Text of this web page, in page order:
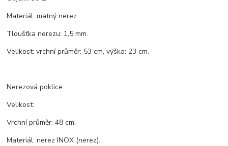
Materiál: matný nerez.
Tloušťka nerezu: 1,5 mm.
Velikost: vrchní průměr: 53 cm, výška: 23 cm.
Nerezová poklice
Velikost:
Vrchní průměr: 48 cm.
Materiál: nerez INOX (nerez).